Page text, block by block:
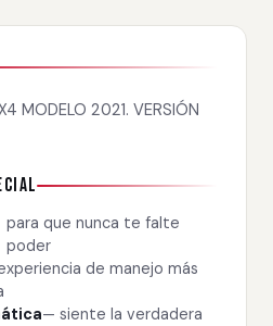
MODELO 2021. VERSIÓN
para que nunca te falte
poder
de manejo más
— siente la verdadera